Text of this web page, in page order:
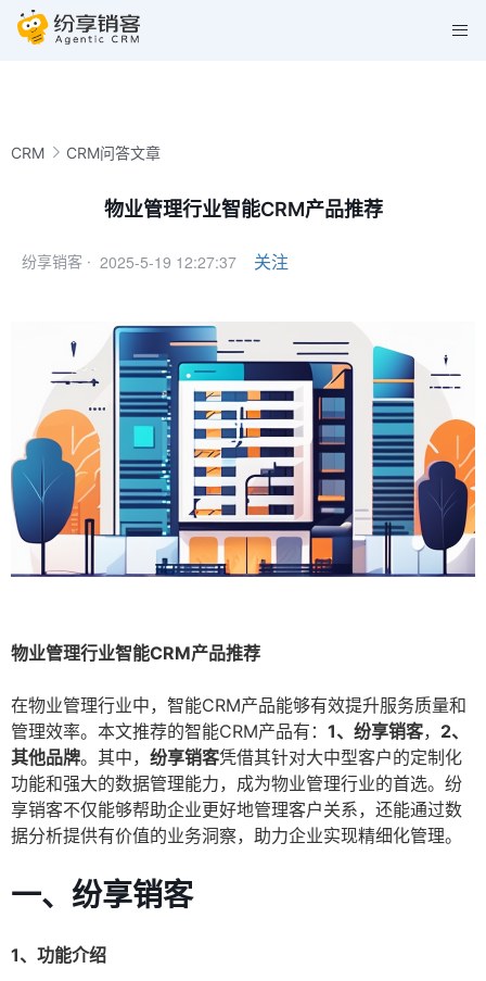
CRM CRM问答文章
物业管理行业智能CRM产品推荐
纷享销客 · 2025-5-19 12:27:37 关注
物业管理行业智能CRM产品推荐
在物业管理行业中，智能CRM产品能够有效提升服务质量和
管理效率。本文推荐的智能CRM产品有： 1、纷享销客， 2、
其他品牌。其中， 纷享销客凭借其针对大中型客户的定制化
功能和强大的数据管理能力，成为物业管理行业的首选。纷
享销客不仅能够帮助企业更好地管理客户关系，还能通过数
据分析提供有价值的业务洞察，助力企业实现精细化管理。
一、纷享销客
1、功能介绍